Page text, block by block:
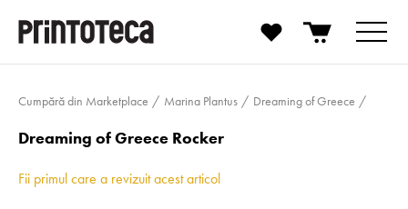
Cumpără din Marketplace Marina Plantus Dreaming of Greece
Dreaming of Greece Rocker
Fii primul care a revizuit acest articol